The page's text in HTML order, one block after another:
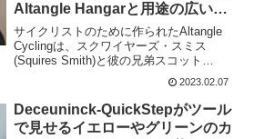
Altangle Hangarと用途の広い
Hangar Connect
サイクリストのために作られたAltangle
Cyclingは、スクワイヤーズ・スミス
(Squires Smith)と彼の兄弟スコット
(Scott) によって設立されている。大学生
のサイクリスト、スクワイヤーズ・スミ
スは、自転車メンテナンス...
2023.02.07
Deceuninck-QuickStepがツール
で見せるイエローやグリーンのカ